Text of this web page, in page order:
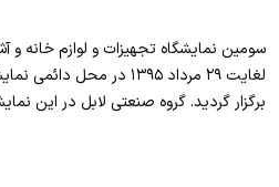
لغایت ۲۹ مرداد ۱۳۹۵ در
برگزار گردید. گروه صنعتی لابل در این